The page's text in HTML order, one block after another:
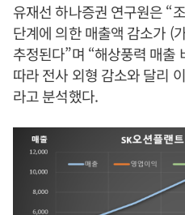
유재선 하나증권 연구원은 “
단계에 의한 매출액 감소가 (
추정된다”며 “해상풍력 매출
따라 전사 외형 감소와 달리
라고 분석했다.